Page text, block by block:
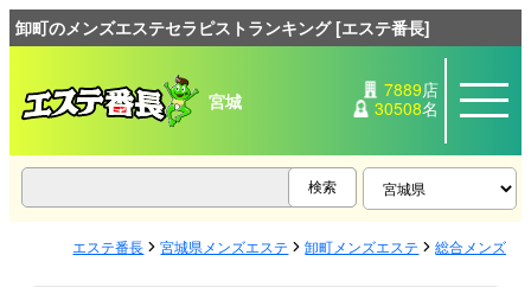
卸町のメンズエステセラピストランキング [エステ番長]
宮城 7889店
30508名
エステ番長 宮城県メンズエステ 卸町メンズエステ 総合メンズエ